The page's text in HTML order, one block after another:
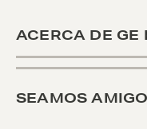
ACERCA DE GE
SEAMOS